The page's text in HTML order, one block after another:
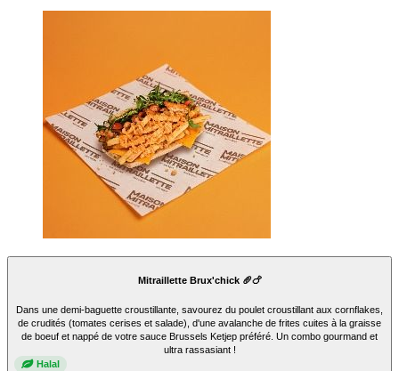
Mitraillette Brux'chick 🥖🍗
Dans une demi-baguette croustillante, savourez du poulet croustillant aux cornflakes,
de crudités (tomates cerises et salade), d'une avalanche de frites cuites à la graisse
de boeuf et nappé de votre sauce Brussels Ketjep préféré. Un combo gourmand et
ultra rassasiant !
Halal